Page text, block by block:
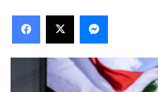
Facebook
X Messenger